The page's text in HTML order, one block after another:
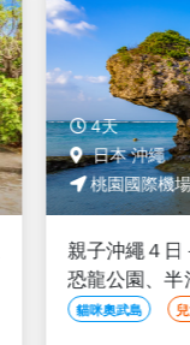
4天
日本 沖繩
桃園國際機
親子沖繩４日
恐龍公園、半
瀨長島
貓咪奧武島